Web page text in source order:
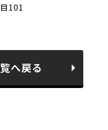
101
へ戻る